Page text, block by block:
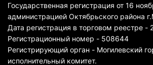
Государственная регистрация от 16
администрацией Октябрьского района
Дата регистрация в торговом реестре -
Регистрационный номер - 508644
Регистрирующий орган - Могилевский
исполнительный комитет.